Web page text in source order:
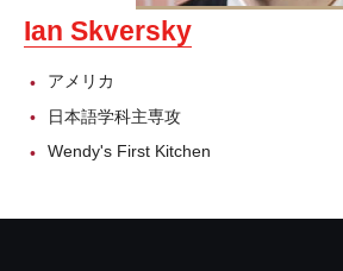
交通アクセス（東京）
交通アクセス（京都）
Ian Skversky
アメリカ
日本語学科主専攻
Wendy's First Kitchen